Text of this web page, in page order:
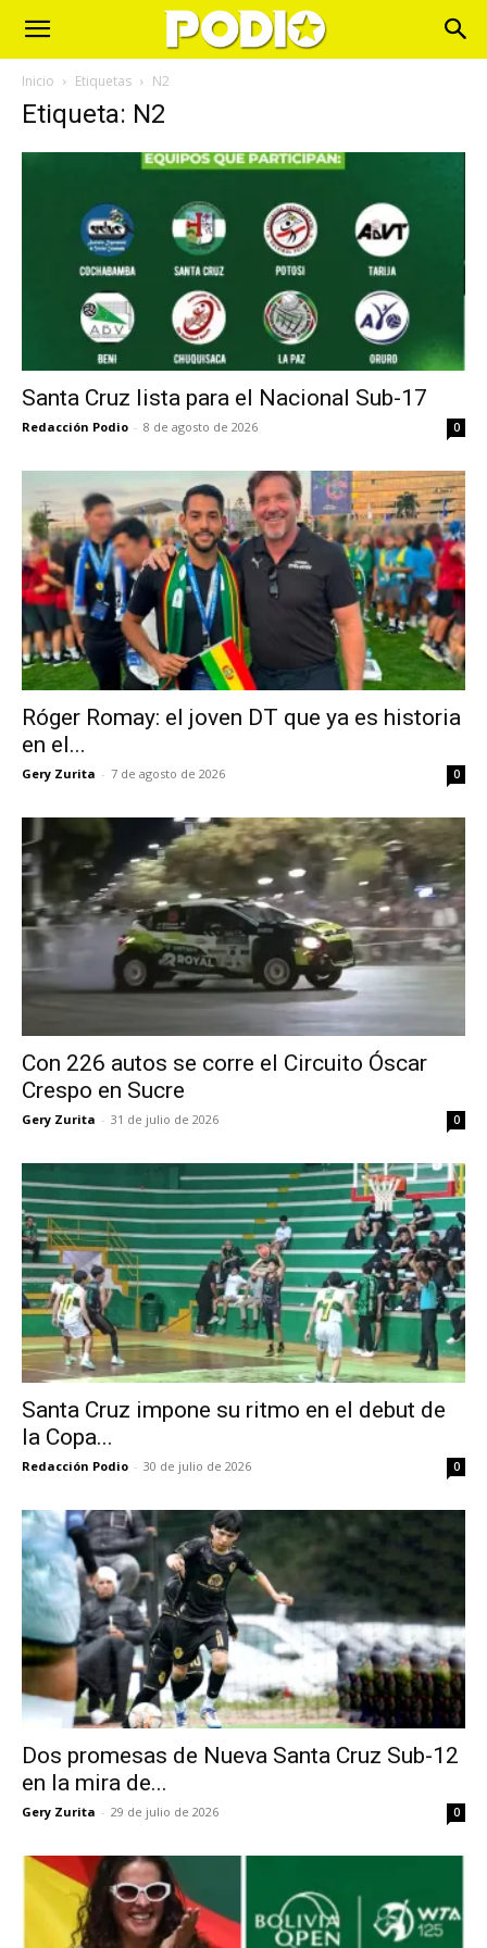
Inicio Etiquetas N2
Etiqueta: N2
Santa Cruz lista para el Nacional Sub-17
Redacción Podio - 8 de agosto de 2026 0
Róger Romay: el joven DT que ya es historia
en el...
Gery Zurita - 7 de agosto de 2026 0
Con 226 autos se corre el Circuito Óscar
Crespo en Sucre
Gery Zurita - 31 de julio de 2026 0
Santa Cruz impone su ritmo en el debut de
la Copa...
Redacción Podio - 30 de julio de 2026 0
Dos promesas de Nueva Santa Cruz Sub-12
en la mira de...
Gery Zurita - 29 de julio de 2026 0